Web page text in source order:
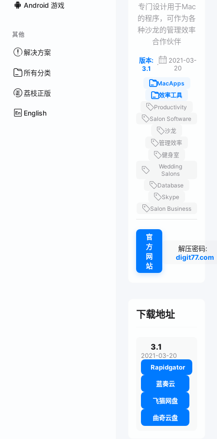
Android 游戏
其他
解决方案
所有分类
荔枝正版
English
专门设计用于Mac
的程序，可作为各
种沙龙的管理效率
合作伙伴
版本:
3.1
·
2021-03-
20
MacApps
效率工具
Productivity
Salon Software
沙龙
管理效率
健身室
Wedding
Salons
Database
Skype
Salon Business
官
方
网
站
解压密码:
digit77.com
下载地址
3.1
2021-03-20
Rapidgator
蓝奏云
飞猫网盘
曲奇云盘